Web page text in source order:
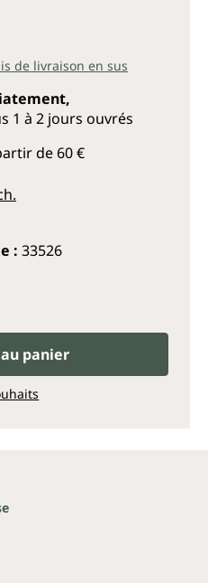
de livraison en sus
1 à 2 jours ouvrés
de 60 €
: 33526
produit : Entrez la
panier